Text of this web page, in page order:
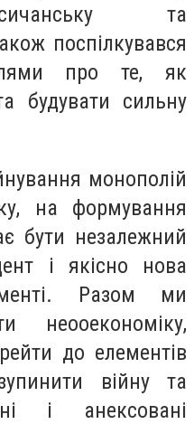
та
поспілкувався
про те, як
будувати сильну
монополій
на формування
бути незалежний
і якісно нова
Разом ми
неооекономіку,
до елементів
війну та
і анексовані